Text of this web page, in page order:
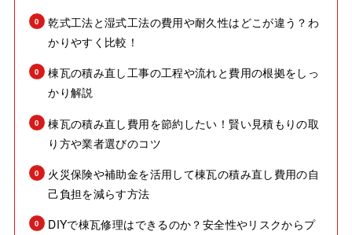
乾式工法と湿式工法の費用や耐久性はどこが違う？わ
かりやすく比較！
棟瓦の積み直し工事の工程や流れと費用の根拠をしっ
かり解説
棟瓦の積み直し費用を節約したい！賢い見積もりの取
り方や業者選びのコツ
火災保険や補助金を活用して棟瓦の積み直し費用の自
己負担を減らす方法
DIYで棟瓦修理はできるのか？安全性やリスクからプ